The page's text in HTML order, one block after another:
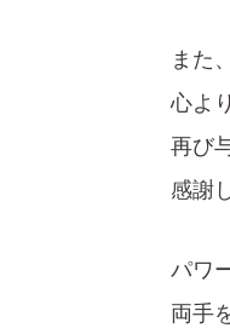
また
心よ
再び
感謝
パワ
両手